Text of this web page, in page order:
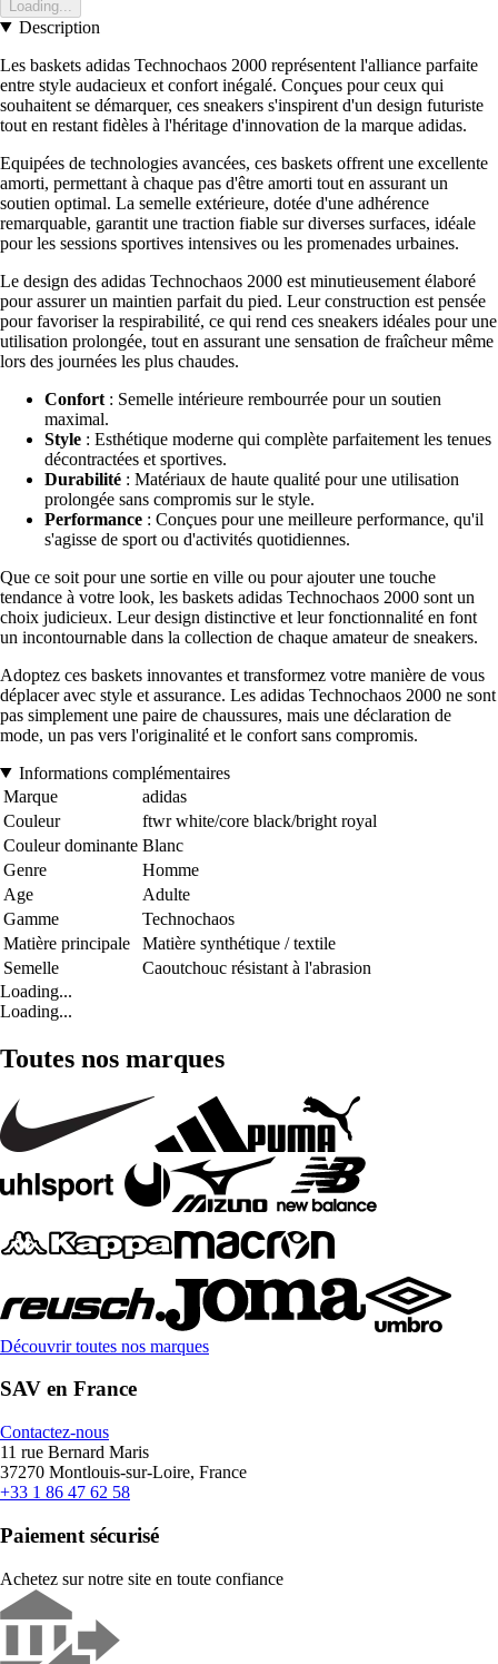
Loading...
Description
Les baskets adidas Technochaos 2000 représentent l'alliance parfaite
entre style audacieux et confort inégalé. Conçues pour ceux qui
souhaitent se démarquer, ces sneakers s'inspirent d'un design futuriste
tout en restant fidèles à l'héritage d'innovation de la marque adidas.
Equipées de technologies avancées, ces baskets offrent une excellente
amorti, permettant à chaque pas d'être amorti tout en assurant un
soutien optimal. La semelle extérieure, dotée d'une adhérence
remarquable, garantit une traction fiable sur diverses surfaces, idéale
pour les sessions sportives intensives ou les promenades urbaines.
Le design des adidas Technochaos 2000 est minutieusement élaboré
pour assurer un maintien parfait du pied. Leur construction est pensée
pour favoriser la respirabilité, ce qui rend ces sneakers idéales pour une
utilisation prolongée, tout en assurant une sensation de fraîcheur même
lors des journées les plus chaudes.
Confort : Semelle intérieure rembourrée pour un soutien
maximal.
Style : Esthétique moderne qui complète parfaitement les tenues
décontractées et sportives.
Durabilité : Matériaux de haute qualité pour une utilisation
prolongée sans compromis sur le style.
Performance : Conçues pour une meilleure performance, qu'il
s'agisse de sport ou d'activités quotidiennes.
Que ce soit pour une sortie en ville ou pour ajouter une touche
tendance à votre look, les baskets adidas Technochaos 2000 sont un
choix judicieux. Leur design distinctive et leur fonctionnalité en font
un incontournable dans la collection de chaque amateur de sneakers.
Adoptez ces baskets innovantes et transformez votre manière de vous
déplacer avec style et assurance. Les adidas Technochaos 2000 ne sont
pas simplement une paire de chaussures, mais une déclaration de
mode, un pas vers l'originalité et le confort sans compromis.
Informations complémentaires
Marque
adidas
Couleur
ftwr white/core black/bright royal
Couleur dominante Blanc
Genre
Homme
Age
Adulte
Gamme
Technochaos
Matière principale
Matière synthétique / textile
Semelle
Caoutchouc résistant à l'abrasion
Loading...
Loading...
Toutes nos marques
Découvrir toutes nos marques
SAV en France
Contactez-nous
11 rue Bernard Maris
37270 Montlouis-sur-Loire, France
+33 1 86 47 62 58
Paiement sécurisé
Achetez sur notre site en toute confiance